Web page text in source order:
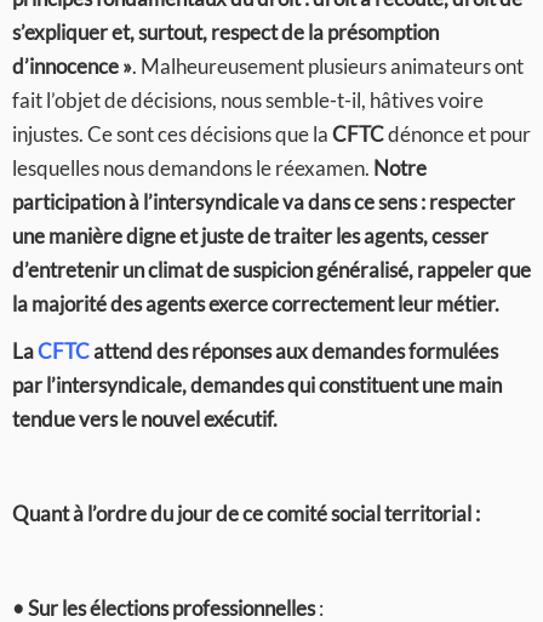
s’expliquer et, surtout, respect de la présomption
d’innocence ». Malheureusement plusieurs animateurs ont
fait l’objet de décisions, nous semble-t-il, hâtives voire
injustes. Ce sont ces décisions que laCFTCdénonce et pour
lesquelles nous demandons le réexamen. Notre
participation à l’intersyndicale va dans ce sens : respecter
une manière digne et juste de traiter les agents, cesser
d’entretenir un climat de suspicion généralisé, rappeler que
la majorité des agents exerce correctement leur métier.
LaCFTCattend des réponses aux demandes formulées
par l’intersyndicale, demandes qui constituent une main
tendue vers le nouvel exécutif.
Quant à l’ordre du jour de ce comité social territorial :
• Sur les élections professionnelles: